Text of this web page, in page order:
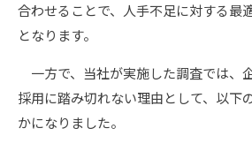
合わせることで、人手不足に対する最
となります。
一方で、当社が実施した調査では、
採用に踏み切れない理由として、以下
かになりました。